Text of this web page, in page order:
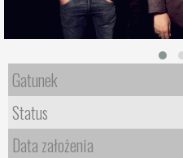
Gatunek
Status
Data założenia